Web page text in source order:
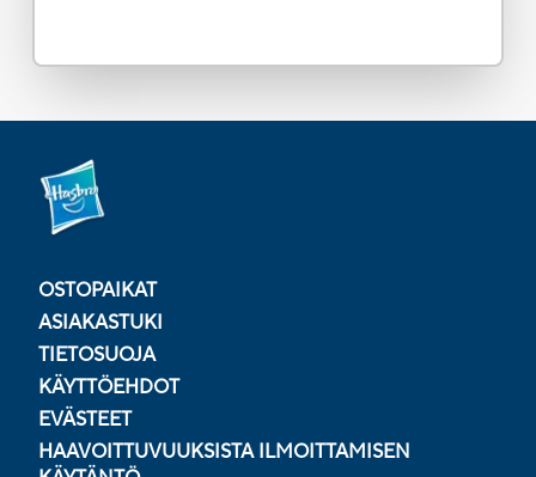
OSTOPAIKAT
ASIAKASTUKI
TIETOSUOJA
KÄYTTÖEHDOT
EVÄSTEET
HAAVOITTUVUUKSISTA ILMOITTAMISEN